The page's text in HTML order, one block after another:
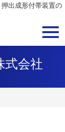
出成形付帯装置の
式会社